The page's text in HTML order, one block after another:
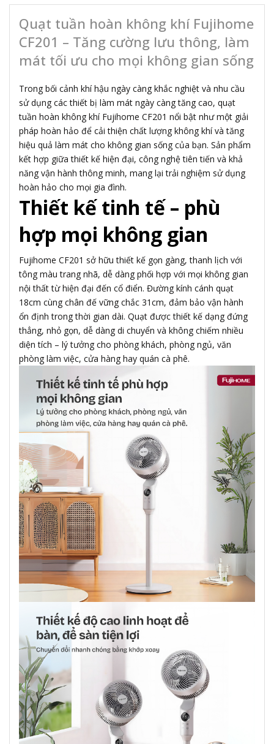
Quạt tuần hoàn không khí Fujihome
CF201 – Tăng cường lưu thông, làm
mát tối ưu cho mọi không gian sống
Trong bối cảnh khí hậu ngày càng khắc nghiệt và nhu cầu
sử dụng các thiết bị làm mát ngày càng tăng cao, quạt
tuần hoàn không khí Fujihome CF201 nổi bật như một giải
pháp hoàn hảo để cải thiện chất lượng không khí và tăng
hiệu quả làm mát cho không gian sống của bạn. Sản phẩm
kết hợp giữa thiết kế hiện đại, công nghệ tiên tiến và khả
năng vận hành thông minh, mang lại trải nghiệm sử dụng
hoàn hảo cho mọi gia đình.
Thiết kế tinh tế – phù
hợp mọi không gian
Fujihome CF201 sở hữu thiết kế gọn gàng, thanh lịch với
tông màu trang nhã, dễ dàng phối hợp với mọi không gian
nội thất từ hiện đại đến cổ điển. Đường kính cánh quạt
18cm cùng chân đế vững chắc 31cm, đảm bảo vận hành
ổn định trong thời gian dài. Quạt được thiết kế dạng đứng
thẳng, nhỏ gọn, dễ dàng di chuyển và không chiếm nhiều
diện tích – lý tưởng cho phòng khách, phòng ngủ, văn
phòng làm việc, cửa hàng hay quán cà phê.